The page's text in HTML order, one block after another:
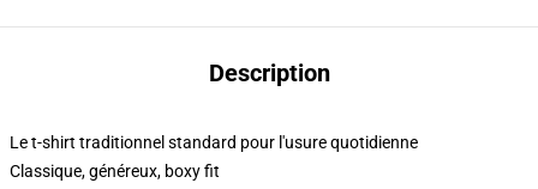
Description
Le t-shirt traditionnel standard pour l'usure quotidienne
Classique, généreux, boxy fit